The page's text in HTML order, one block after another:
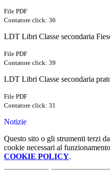
File PDF
Contatore click: 36
LDT Libri Classe secondaria
File PDF
Contatore click: 39
LDT Libri Classe secondaria
File PDF
Contatore click: 31
Notizie
Questo sito o gli strumenti terzi
cookie necessari al
COOKIE POLICY.